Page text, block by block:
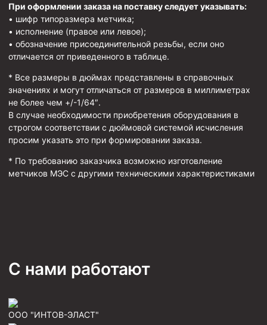
Муфта ОТТМ 102
Муфта ОТТГ 245
Муфта ОТТГ 178
Муфта ОТТМ 146
Муфта БТС 324
Муфта БТС 245
Муфта БТС 178
Муфта БТС 168
Муфта ОТТМ 127
Муфта ОТТМ 168
Муфта ОТТГ 168
При оформлении заказа на поставку следует указывать:
• шифр типоразмера метчика;
• исполнение (правое или левое);
• обозначение присоединительной резьбы, если оно
отличается от приведенного в таблице.
* Все размеры в дюймах представлены в справочных
значениях и могут отличаться от размеров в миллиметрах
не более чем +/-1/64″.
В случае необходимости приобретения оборудования в
строгом соответствии с дюймовой системой исчисления
просим указать это при формировании заказа.
* По требованию заказчика возможно изготовление
метчиков МЭС с другими техническими характеристиками
С нами работают
ООО "ИНТОВ-ЭЛАСТ"